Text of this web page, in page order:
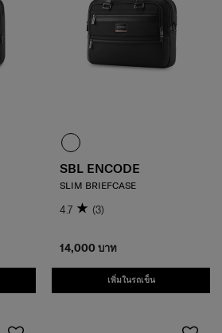
14,000 บาท
เพิ่มในรถเข็น
SBL ENCODE
SLIM BRIEFCASE
4.7 (3)